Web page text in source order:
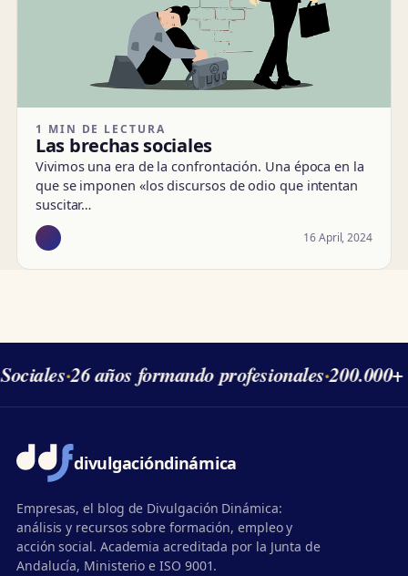
1 MIN DE LECTURA
Las brechas sociales
Vivimos una era de la confrontación. Una época en la
que se imponen «los discursos de odio que intentan
suscitar…
16 April, 2024
·26 años formando profesionales·200.000+
divulgacióndinámica
Empresas, el blog de Divulgación Dinámica:
análisis y recursos sobre formación, empleo y
acción social. Academia acreditada por la Junta de
Andalucía, Ministerio e ISO 9001.